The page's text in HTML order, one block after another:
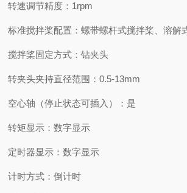
转速调节精度： 1rpm
标准搅拌桨配置：螺带螺杆式搅拌桨、溶解
搅拌桨固定方式：钻夹头
转夹头夹持直径范围：0.5-13mm
空心轴（停止状态可插入）： 是
转矩显示：数字显示
定时器显示：数字显示
计时方式：倒计时